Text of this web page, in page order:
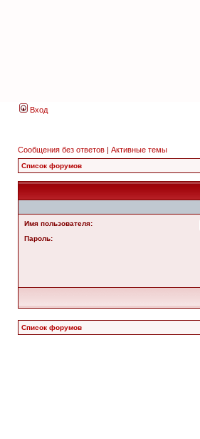
Вход
Сообщения без ответов | Активные темы
Список форумов
Имя пользователя:
Пароль:
Список форумов